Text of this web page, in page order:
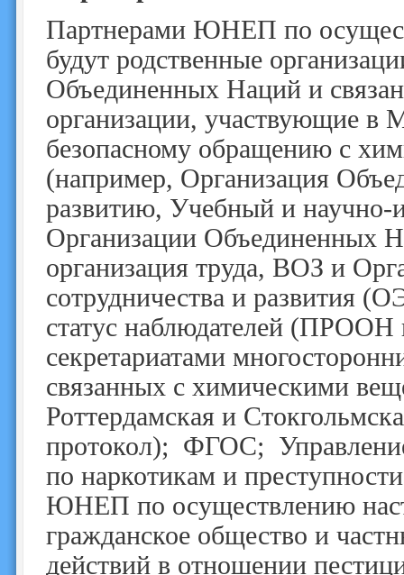
Партнерами ЮНЕП по
будут родственные
Объединенных Наций и
организации, участвующие в
безопасному обращению с
(например, Организация
развитию, Учебный и научно-
Организации Объединенных
организация труда, ВОЗ и
сотрудничества и развития
статус наблюдателей
секретариатами
связанных с химическими
Роттердамская и
протокол); ФГОС;
по наркотикам и
ЮНЕП по осуществлению
гражданское общество и
действий в отношении